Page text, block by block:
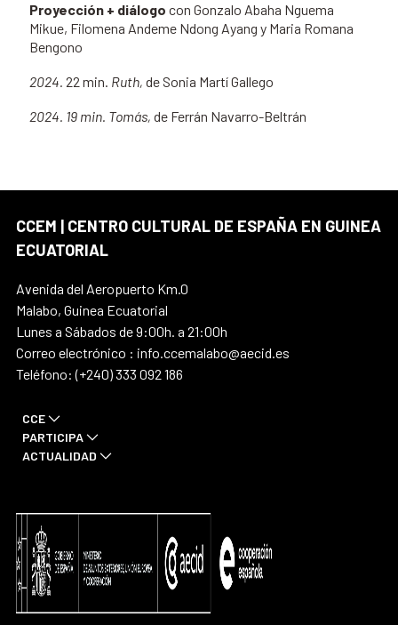
Proyección + diálogo con Gonzalo Abaha Nguema
Mikue, Filomena Andeme Ndong Ayang y Maria Romana
Bengono
2024. 22 min. Ruth, de Sonia Martí Gallego
2024. 19 min. Tomás, de Ferrán Navarro-Beltrán
CCEM | CENTRO CULTURAL DE ESPAÑA EN GUINEA
ECUATORIAL
Avenida del Aeropuerto Km.0
Malabo, Guinea Ecuatorial
Lunes a Sábados de 9:00h. a 21:00h
Correo electrónico : info.ccemalabo@aecid.es
Teléfono: (+240) 333 092 186
CCE
PARTICIPA
ACTUALIDAD